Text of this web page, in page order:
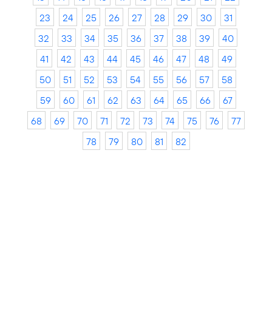
23
24 25 26 27 28 29 30
31
32
33 34 35 36 37 38 39
40
41
42 43 44 45 46 47 48
49
50
51 52 53 54 55 56 57
58
59
60 61 62 63 64 65 66
67
68
69 70 71 72 73 74 75 76
77
78
79 80 81 82